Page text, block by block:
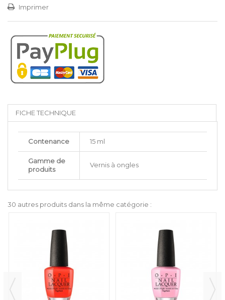
Imprimer
FICHE TECHNIQUE
Contenance 15 ml
Gamme de
produits
Vernis à ongles
30 autres produits dans la même catégorie :